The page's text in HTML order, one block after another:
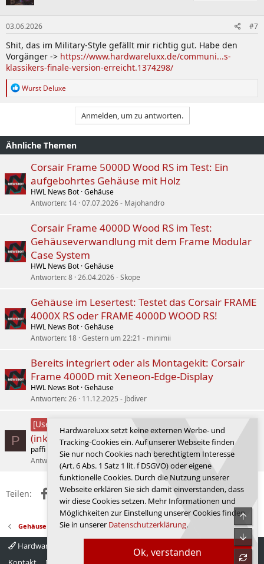
03.06.2026 #7
Shit, das im Military-Style gefällt mir richtig gut. Habe den
Vorgänger -> https://www.hardwareluxx.de/communi...s-
klassikers-finale-version-erreicht.1374298/
R
i
o
n
n
:
Wurst Deluxe
Anmelden, um zu antworten.
Ähnliche Themen
Corsair Frame 5000D Wood RS im Test: Ein
aufgebohrtes Gehäuse mit Holz
HWL News Bot Gehäuse
Antworten 14 07.07.2026 Majohandro
Corsair Frame 4000D Wood RS im Test:
Gehäuseverwandlung mit dem Frame Modular
Case System
HWL News Bot Gehäuse
Antworten 8 26.04.2026 Skope
Gehäuse im Lesertest: Testet das Corsair FRAME
4000X RS oder FRAME 4000D WOOD RS!
HWL News Bot Gehäuse
Antworten 18 Gestern um 22:21 minimii
Bereits integriert oder als Montagekit: Corsair
Frame 4000D mit Xeneon-Edge-Display
HWL News Bot Gehäuse
Antworten 26 11.12.2025 Jbdiver
P
[User-Review]
(inkl. Hack für mehr FPS ;) )
paffi
Wasserkühlung
Antworten
19.02.2026 paffi
Teilen: FacebookX (Twitter)
RedditWhatsApp
E-MailLink
Gehäuse
Hardwareluxx 4.0 Ok, verstanden
Hardwareluxx setzt keine externen Werbe- und
Tracking-Cookies ein. Auf unserer Webseite finden
Sie nur noch Cookies nach berechtigtem Interesse
(Art. 6 Abs. 1 Satz 1 lit. f DSGVO) oder eigene
funktionelle Cookies. Durch die Nutzung unserer
Webseite erklären Sie sich damit einverstanden, dass
wir diese Cookies setzen. Mehr Informationen und
Möglichkeiten zur Einstellung unserer Cookies finden
Sie in unserer Datenschutzerklärung.